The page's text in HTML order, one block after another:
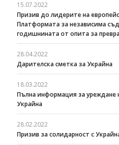
15.07.2022
Призив до лидерите на
Платформата за независима
годишнината от опита за
28.04.2022
Дарителска сметка за Украйна
18.03.2022
Пълна информация за уреждане
Украйна
28.02.2022
Призив за солидарност с